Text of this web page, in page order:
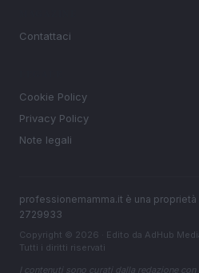
Contattaci
Cookie Policy
Privacy Policy
Note legali
professionemamma.it è una proprietà
2729933
Copyright © 2026 · Edito da AdHub
Tutti i diritti riservati
I contenuti sono curati dalla redazione